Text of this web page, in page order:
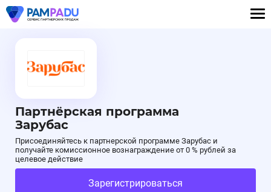
Партнёрская программа
Зарубас
Присоединяйтесь к партнерской программе Зарубас и
получайте комиссионное вознаграждение от 0 % рублей за
целевое действие
Зарегистрироваться